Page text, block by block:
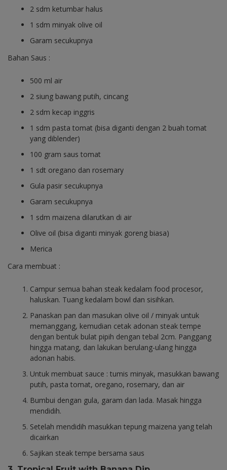
2 sdm ketumbar halus
1 sdm minyak olive oil
Garam secukupnya
Bahan Saus :
500 ml air
2 siung bawang putih, cincang
2 sdm kecap inggris
1 sdm pasta tomat (bisa diganti dengan 2 buah tomat
yang diblender)
100 gram saus tomat
1 sdt oregano dan rosemary
Gula pasir secukupnya
Garam secukupnya
1 sdm maizena dilarutkan di air
Olive oil (bisa diganti minyak goreng biasa)
Merica
Cara membuat :
Campur semua bahan steak kedalam food procesor,
haluskan. Tuang kedalam bowl dan sisihkan.
Panaskan pan dan masukan olive oil / minyak untuk
memanggang, kemudian cetak adonan steak tempe
dengan bentuk bulat pipih dengan tebal 2cm. Panggang
hingga matang, dan lakukan berulang-ulang hingga
adonan habis.
Untuk membuat sauce : tumis minyak, masukkan bawang
putih, pasta tomat, oregano, rosemary, dan air
Bumbui dengan gula, garam dan lada. Masak hingga
mendidih.
Setelah mendidih masukkan tepung maizena yang telah
dicairkan
Sajikan steak tempe bersama saus